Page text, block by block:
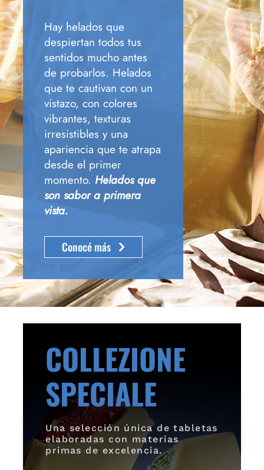
Hay helados que
despiertan todos tus
sentidos mucho antes
de probarlos. Helados
que te cautivan con un
vistazo, con colores
vibrantes, texturas
irresistibles y una
apariencia que te atrapa
desde el primer
momento. Helados que
son sabor a primera
vista.
Conocé más
COLLEZIONE
SPECIALE
Una selección única de tabletas
elaboradas con materias
primas de excelencia.